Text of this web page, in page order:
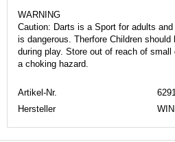
WARNING
Caution: Darts is a Sport for adults
is dangerous. Therfore Children
during play. Store out of reach of
a choking hazard.
Artikel-Nr.
Hersteller